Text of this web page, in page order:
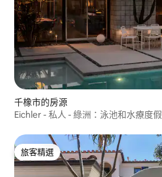
千橡市的房源
Eichler - 私人 - 綠洲：泳池和水療度假
旅客精選
旅客精選